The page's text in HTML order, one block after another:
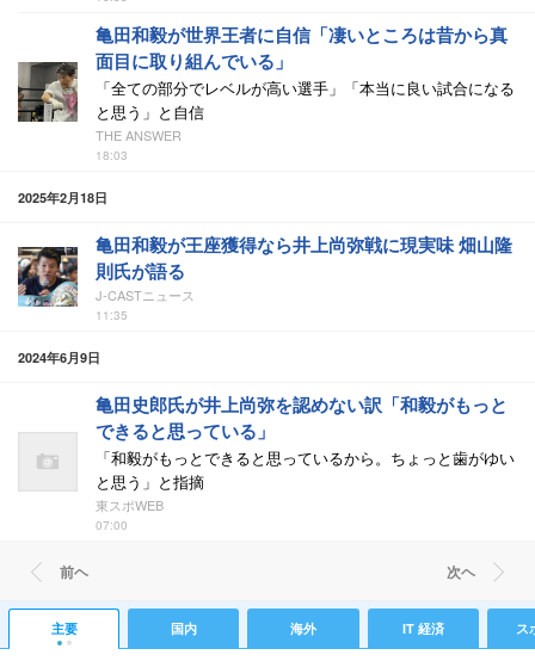
亀田和毅が世界王者に自信「凄いところは昔から真
面目に取り組んでいる」
「全ての部分でレベルが高い選手」「本当に良い試合になる
と思う」と自信
THE ANSWER
18:03
2025年2月18日
亀田和毅が王座獲得なら井上尚弥戦に現実味 畑山隆
則氏が語る
J-CASTニュース
11:35
2024年6月9日
亀田史郎氏が井上尚弥を認めない訳「和毅がもっと
できると思っている」
「和毅がもっとできると思っているから。ちょっと歯がゆい
と思う」と指摘
東スポWEB
07:00
前ヘ 次ヘ
主要 国内 海外 IT 経済 ス